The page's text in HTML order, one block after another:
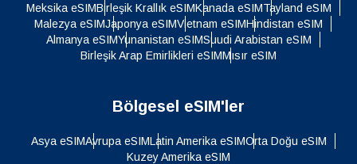
Meksika eSIMBirleşik Krallık eSIMKanada eSIMTayland eSIM
Malezya eSIMJaponya eSIMVietnam eSIMHindistan eSIM
Almanya eSIMYunanistan eSIMSuudi Arabistan eSIM
Birleşik Arap Emirlikleri eSIMMısır eSIM
Bölgesel eSIM'ler
Asya eSIMAvrupa eSIMLatin Amerika eSIMOrta Doğu eSIM
Kuzey Amerika eSIM